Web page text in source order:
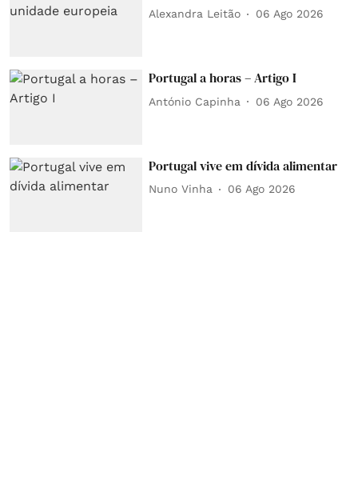
Alexandra Leitão 06 Ago 2026
Portugal a horas – Artigo I
António Capinha 06 Ago 2026
Portugal vive em dívida alimentar
Nuno Vinha 06 Ago 2026